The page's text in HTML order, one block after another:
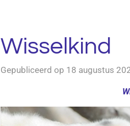
Wisselkind
Gepubliceerd op 18 augustus